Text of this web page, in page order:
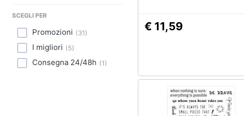
SCEGLI PER
Promozioni (31)
I migliori (5)
Consegna 24/48h (1)
€ 11,59